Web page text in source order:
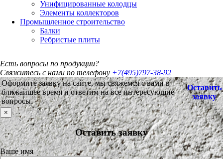
Унифицированные колодцы
Элементы коллекторов
Промышленное строительство
Балки
Ребристые плиты
Есть вопросы по продукции?
Свяжитесь с нами по телефону +7(495)797-38-92
Оформите заявку на сайте, мы свяжемся с вами в
ближайшее время и ответим на все интересующие
вопросы.
Оставить
заявку
×
Оставить заявку
Ваше имя